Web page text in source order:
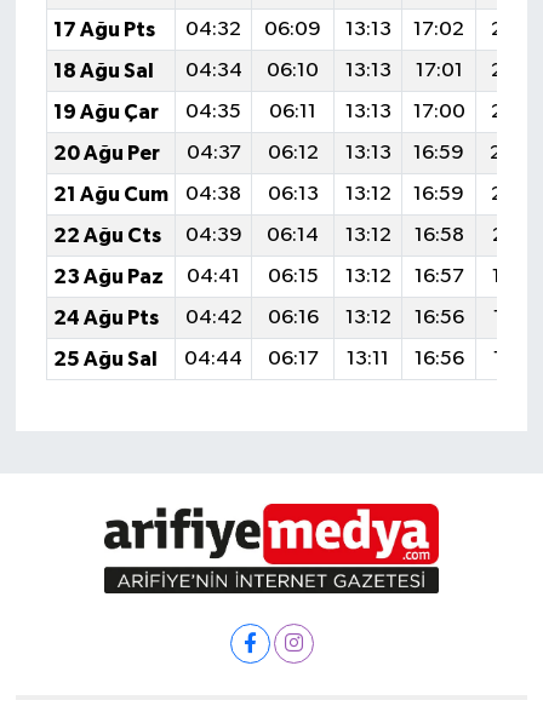
17 Ağu Pts
04:32 06:09 13:13 17:02
18 Ağu Sal
04:34 06:10 13:13 17:01
19 Ağu Çar
04:35 06:11 13:13 17:00
20 Ağu Per
04:37 06:12 13:13 16:59
21 Ağu Cum
04:38 06:13 13:12 16:59
22 Ağu Cts
04:39 06:14 13:12 16:58
23 Ağu Paz
04:41 06:15 13:12 16:57
24 Ağu Pts
04:42 06:16 13:12 16:56
19:58
25 Ağu Sal
04:44 06:17 13:11 16:56 19:56